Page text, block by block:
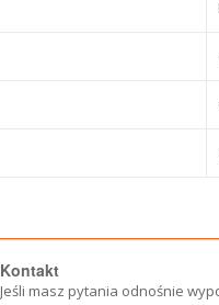
Kontakt
Jeśli masz pytania odnośnie